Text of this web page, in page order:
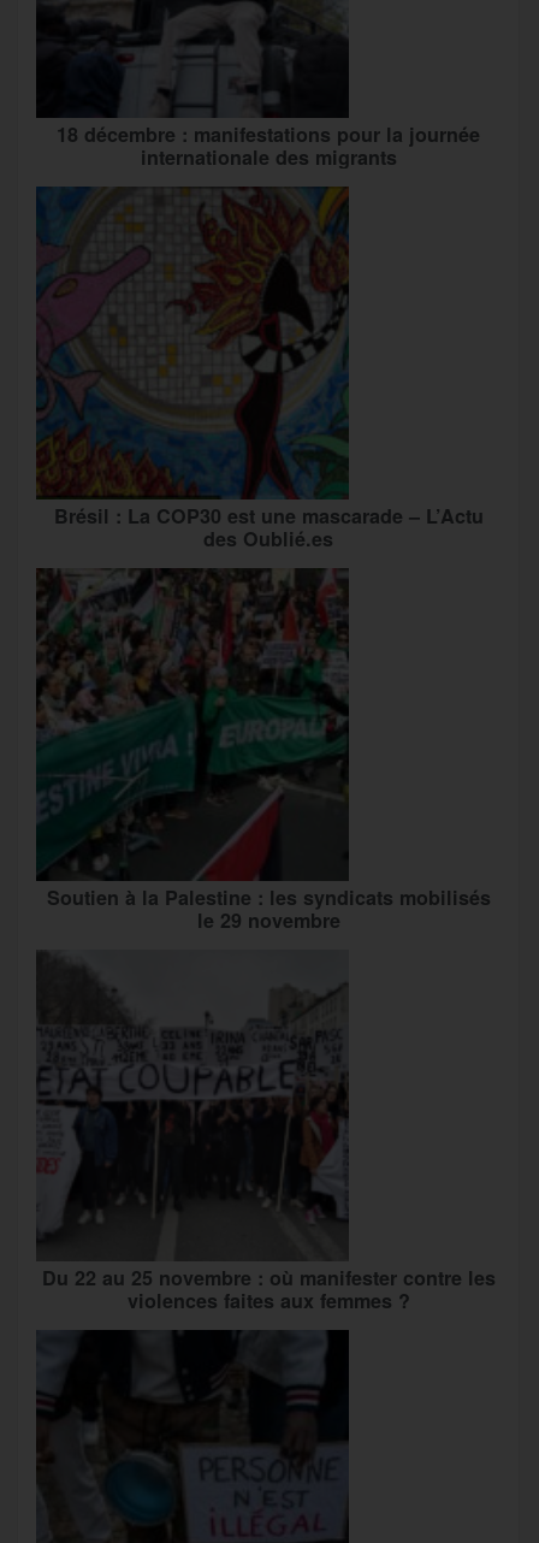
18 décembre : manifestations pour la journée
internationale des migrants
Brésil : La COP30 est une mascarade – L’Actu
des Oublié.es
Soutien à la Palestine : les syndicats mobilisés
le 29 novembre
Du 22 au 25 novembre : où manifester contre les
violences faites aux femmes ?